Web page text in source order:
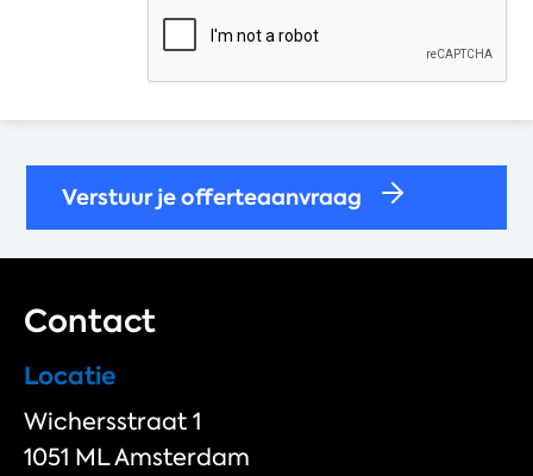
Verstuur je offerteaanvraag
Contact
Locatie
Wichersstraat 1
1051 ML Amsterdam